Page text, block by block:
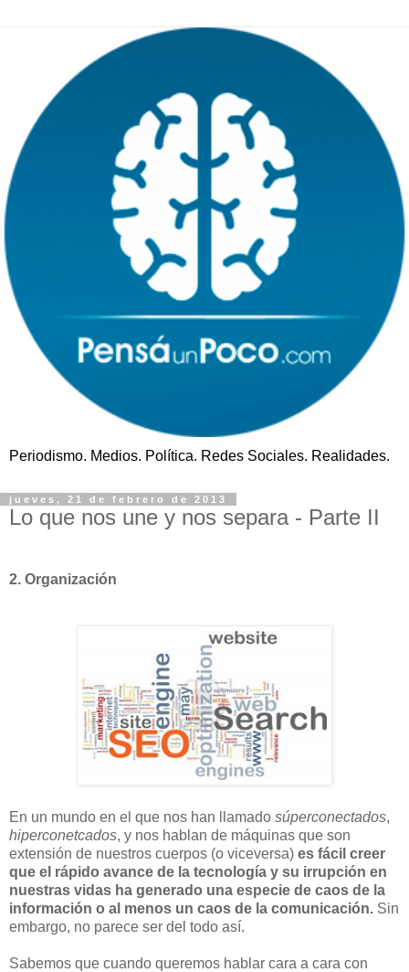
Periodismo. Medios. Política. Redes Sociales. Realidades.
jueves, 21 de febrero de 2013
Lo que nos une y nos separa - Parte II
2. Organización
En un mundo en el que nos han llamado súperconectados,
hiperconetcados, y nos hablan de máquinas que son
extensión de nuestros cuerpos (o viceversa) es fácil creer
que el rápido avance de la tecnología y su irrupción en
nuestras vidas ha generado una especie de caos de la
información o al menos un caos de la comunicación. Sin
embargo, no parece ser del todo así.
Sabemos que cuando queremos hablar cara a cara con